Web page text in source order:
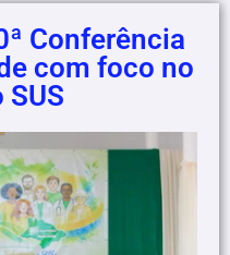
Conferência
com foco no